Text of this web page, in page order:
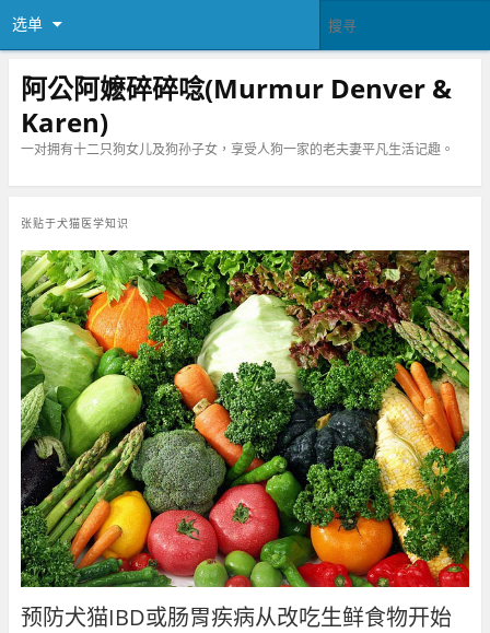
选单
阿公阿嬷碎碎唸(Murmur Denver &
Karen)
一对拥有十二只狗女儿及狗孙子女，享受人狗一家的老夫妻平凡生活记趣。
张贴于犬猫医学知识
预防犬猫IBD或肠胃疾病从改吃生鲜食物开始